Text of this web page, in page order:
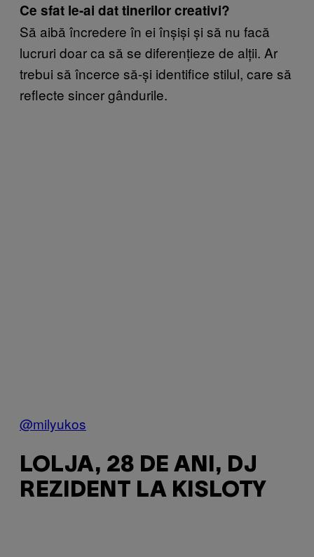
Ce sfat le-ai dat tinerilor creativi?
Să aibă încredere în ei înșiși și să nu facă
lucruri doar ca să se diferențieze de alții. Ar
trebui să încerce să-și identifice stilul, care să
reflecte sincer gândurile.
@milyukos
LOLJA, 28 DE ANI, DJ
REZIDENT LA KISLOTY